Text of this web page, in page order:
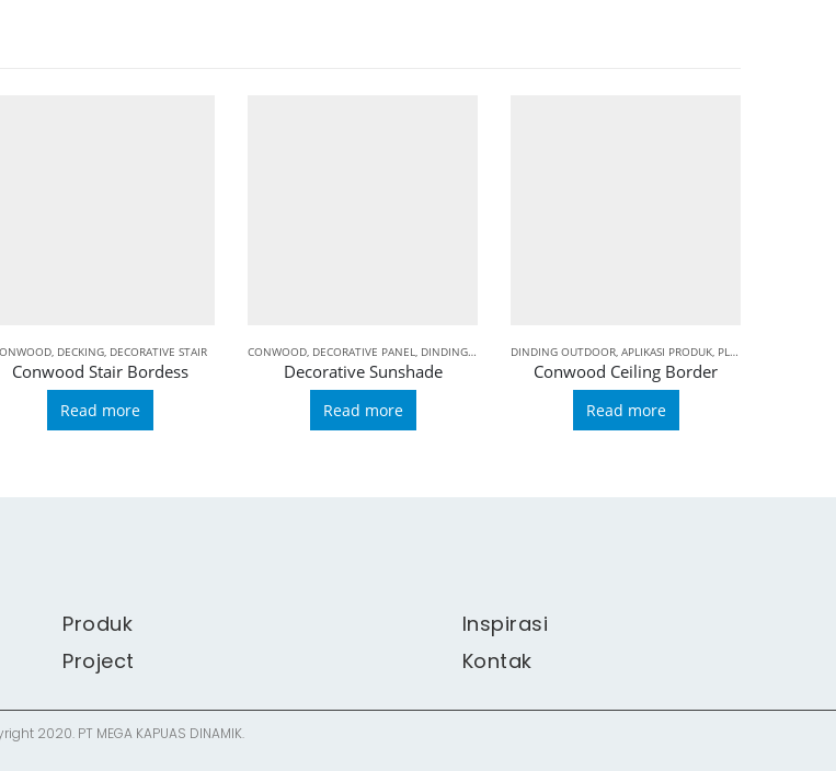
DECKING DECORATIVE STAIR
Conwood Stair Bordess
Read more
CONWOOD DECORATIVE PANEL DINDING OUTDOOR
Decorative Sunshade
Read more
DINDING OUTDOOR APLIKASI PRODUK PLAFON
Conwood Ceiling Border
Read more
Produk
Project
Inspirasi
Kontak
2020. PT MEGA KAPUAS DINAMIK.